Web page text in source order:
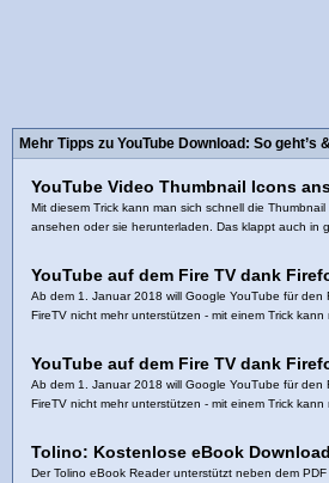
Mehr Tipps zu YouTube Download: So geht’s
YouTube Video Thumbnail Icons
Mit diesem Trick kann man sich schnell die
ansehen oder sie herunterladen. Das klappt auch in
YouTube auf dem Fire TV dank
Ab dem 1. Januar 2018 will Google YouTube für den
FireTV nicht mehr unterstützen - mit einem Trick kann
YouTube auf dem Fire TV dank
Ab dem 1. Januar 2018 will Google YouTube für den
FireTV nicht mehr unterstützen - mit einem Trick kann
Tolino: Kostenlose eBook
Der Tolino eBook Reader unterstützt neben dem